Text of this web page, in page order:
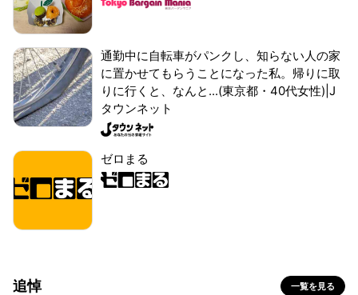
通勤中に自転車がパンクし、知らない人の家
に置かせてもらうことになった私。帰りに取
りに行くと、なんと...(東京都・40代女性)|J
タウンネット
ゼロまる
追悼 一覧を見る